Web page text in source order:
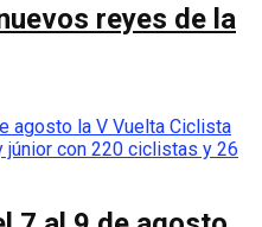
reyes de la